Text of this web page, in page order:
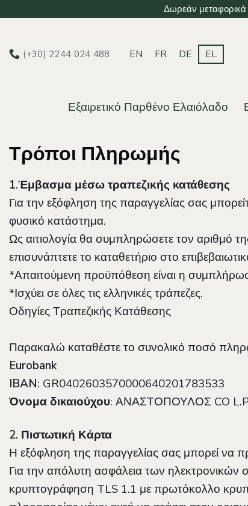
Δωρεάν μεταφορικά
(+30) 2244 024 488 EN FR DE EL
Εξαιρετικό Παρθένο Ελαιόλαδο
Τρόποι Πληρωμής
1.Έμβασμα μέσω τραπεζικής κατάθεσης
Για την εξόφληση της παραγγελίας σας
φυσικό κατάστημα.
Ως αιτιολογία θα συμπληρώσετε τον αριθμό
επισυνάπτετε το καταθετήριο στο
*Απαιτούμενη προϋπόθεση είναι η
*Ισχύει σε όλες τις ελληνικές τράπεζες.
Οδηγίες Τραπεζικής Κατάθεσης
Παρακαλώ καταθέστε το συνολικό ποσό
Eurobank
IBAN: GR0402603570000640201783533
Όνομα δικαιούχου: ΑΝΑΣΤΟΠΟΥΛΟΣ CO
2. Πιστωτική Κάρτα
Η εξόφληση της παραγγελίας σας μπορεί να
Για την απόλυτη ασφάλεια των ηλεκτρονικών
κρυπτογράφηση TLS 1.1 με πρωτόκολλο